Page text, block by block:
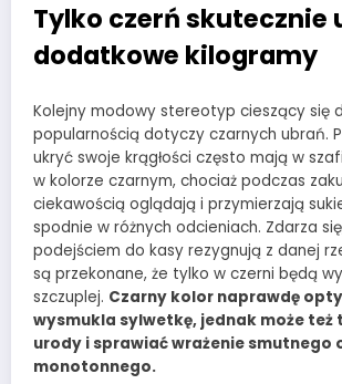
Tylko czerń skutecznie
dodatkowe kilogramy
Kolejny modowy stereotyp cieszący się
popularnością dotyczy czarnych ubrań.
ukryć swoje krągłości często mają w
w kolorze czarnym, chociaż podczas
ciekawością oglądają i przymierzają
spodnie w różnych odcieniach. Zdarza
podejściem do kasy rezygnują z danej
są przekonane, że tylko w czerni będą
szczuplej. Czarny kolor naprawdę
wysmukla sylwetkę, jednak może też
urody i sprawiać wrażenie smutnego
monotonnego.